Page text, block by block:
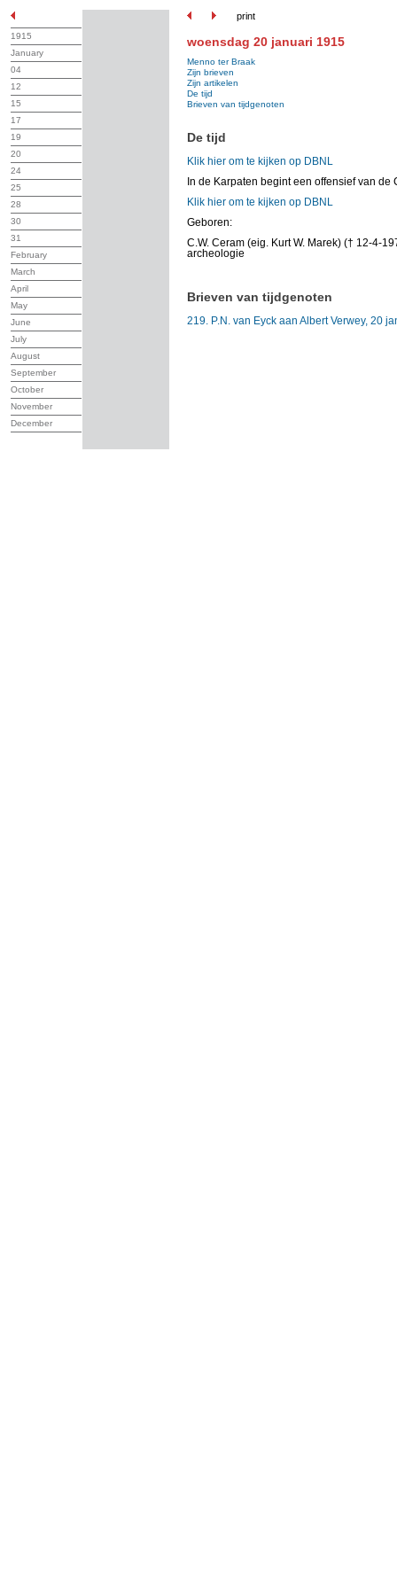
print
1915
January
04
12
15
17
19
20
24
25
28
30
31
February
March
April
May
June
July
August
September
October
November
December
woensdag 20 januari 1915
Menno ter Braak
Zijn brieven
Zijn artikelen
De tijd
Brieven van tijdgenoten
De tijd
Klik hier om te kijken op DBNL
In de Karpaten begint een offensief van de
Klik hier om te kijken op DBNL
Geboren:
C.W. Ceram (eig. Kurt W. Marek) († 12-4-
archeologie
Brieven van tijdgenoten
219. P.N. van Eyck aan Albert Verwey, 20